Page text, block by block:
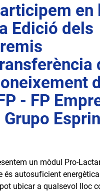
en
Edició dels
- FP
Grupo
un mòdul Pro-
és autosuficient
ubicar a qualsevol lloc